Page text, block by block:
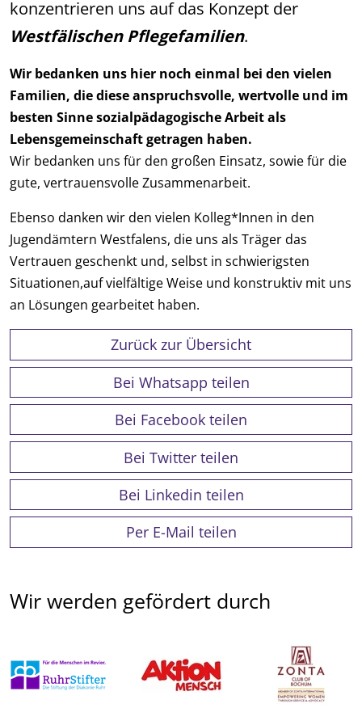
konzentrieren uns auf das Konzept der
Westfälischen Pflegefamilien.
Wir bedanken uns hier noch einmal bei den vielen
Familien, die diese anspruchsvolle, wertvolle und im
besten Sinne sozialpädagogische Arbeit als
Lebensgemeinschaft getragen haben.
Wir bedanken uns für den großen Einsatz, sowie für die
gute, vertrauensvolle Zusammenarbeit.
Ebenso danken wir den vielen Kolleg*Innen in den
Jugendämtern Westfalens, die uns als Träger das
Vertrauen geschenkt und, selbst in schwierigsten
Situationen,auf vielfältige Weise und konstruktiv mit uns
an Lösungen gearbeitet haben.
Zurück zur Übersicht
Bei Whatsapp teilen
Bei Facebook teilen
Bei Twitter teilen
Bei Linkedin teilen
Per E-Mail teilen
Wir werden gefördert durch